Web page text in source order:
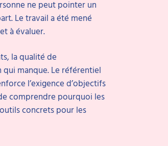
ne peut pointer un
Le travail a été mené
à évaluer.
la qualité de
qui manque. Le référentiel
l’exigence d’objectifs
comprendre pourquoi les
concrets pour les